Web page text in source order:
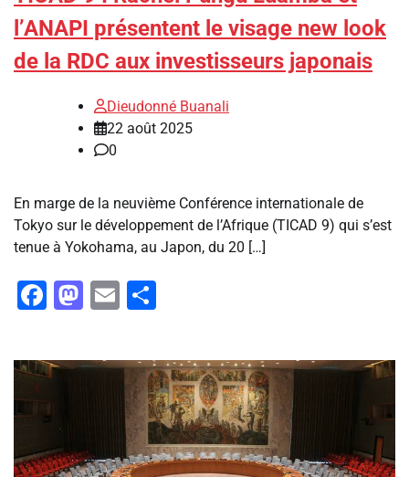
l’ANAPI présentent le visage new look
de la RDC aux investisseurs japonais
Dieudonné Buanali
22 août 2025
0
En marge de la neuvième Conférence internationale de
Tokyo sur le développement de l’Afrique (TICAD 9) qui s’est
tenue à Yokohama, au Japon, du 20 […]
Facebook
Mastodon
Email